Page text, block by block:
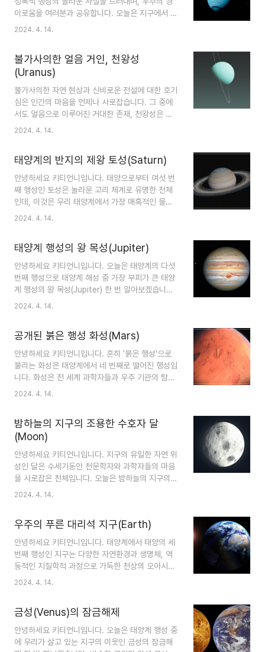
흥미로운 현상 중 하나로, 그 신비로움과 아름다움
엇인가요? 별똥별, 또는 과학적 용어로 "메테오르
의 대기권에 진입할 때 발생하는 현상..
이로움을 여러분과 공유합니다. 오늘은 지구에서 아
주 멀고 먼 곳에 있는 태양계 마지막 행성 해왕성
이 행성 분류에서 제외된 이후 태양계의 마지막 행
성으로 인정되고 있는 행성입니다. 특히 해왕(海王)
(그리스 신화명) 또는 넵투누스(로마 신화명)를 번역
한 것입니다. 태양계에서 가장 먼 곳에 있는 천체의
거인 해왕성은 고대 그리스 신 포세이돈과 얽힌 신
화적 뿌리를 가지고 있습니다. 로마 신화에서 해왕
를 지..
2024. 4. 14.
불가사의한 얼음 거인, 천왕성
(Uranus)
불가사의한 자연 현상과 신비로운 전설에 대한 호기
심은 인간의 마음을 언제나 사로잡습니다. 그 중에
서도 얼음으로 이루어진 거대한 존재, 천왕성은 수
많은 이야기꾼과 모험가들의 상상력을 자극해왔습
야기와 그것이 우리에게 전달하는 메시지를 살펴보
려 합니다. 그럼 저와함께 태양계에서 일곱 번째 행
성이자 우리에게 가장 잘 알려지지 않은 천왕성의
그 불가사의한 세계로 떠나보시죠. 1. 천왕성 공개
- 불가사의한 얼음 거인으로의 여행 ① 위치 및 궤
도: 천왕성은 토성 너머에 있으며, 궤도에서 독특한
전합니다. 천왕성은 평균 약 18억 마일(29억 킬로..
2024. 4. 14.
태양계의 반지의 제왕 토성(Saturn)
안녕하세요 키티언니입니다. 태양으로부터 여섯 번
째 행성인 토성은 놀라운 고리 체계로 유명한 천체
인데, 이것은 우리 태양계에서 가장 매혹적인 물체
중 하나입니다. 오늘은 태양계의 반지의 제왕 토성
주의 아름다움을 눈부시게 보여주는 그 행성을 둘러
싸고 있는 놀라운 고리 체계로 가장 잘 알려져 있을
것입니다. 이 고리들은 작은 알갱이에서부터 거대한
바위에 이르기까지 크기 면에서 셀 수 없이 많은 얼
음 입자들로 구성되어 있습니다. 토성의 고리의 기
원은 과학자들 사이에서 논쟁의 대상으로 남아 있지
난 혜성, 소행성 또는 위성의 잔해로 여겨집니다. 토
2024. 4. 14.
태양계 행성의 왕 목성(Jupiter)
안녕하세요 키티언니입니다. 오늘은 태양계의 다섯
번째 행성으로 태양계 해성 중 가장 부피가 큰 태양
계 행성의 왕 목성(Jupiter) 한 번 알아보겠습니다.
우리 태양계의 거대한 천체- 주피터 우리 태양계에
이 가스 거인에 대해 알아봅시다 1. 목성 목성은 지
름이 약 86,881마일(139,822km)로 지구보다 11
배 이상 넓은 진정한 거인입니다. 질량은 지구의 약
318배이며, 태양계의 모든 다른 행성들을 합친 질
의 구성 성분처럼 주로 수소와 헬륨으로 이루어져
바깥층에서 금속성의 수소가 더 밀집된 내부로 ..
2024. 4. 14.
공개된 붉은 행성 화성(Mars)
안녕하세요 키티언니입니다. 흔히 '붉은 행성'으로
불리는 화성은 태양계에서 네 번째로 떨어진 행성입
니다. 화성은 전 세계 과학자들과 우주 기관의 탐사
및 연구의 중심지였습니다. 특히 화성의 신비를 풀
오늘은 NASA의 중요한 발견을 기반으로 한 공개된
붉은 행성 화성, 자세히 알아보겠습니다. 1. 화성 ①
화성 외관 화성은 표면에 존재하는 철 산화물 또는
녹 때문에 붉은색을 띱니다. 이로써 이 행성은 독특
하고 쉽게 식별할 수 있는 외관을 가지게 됩니다. ②
크기와 구성 크기는 지구의 약 절반 크기로, 지름은
대략 6,779 킬로미터(4,212 마일)입니다. 그리고
2024. 4. 14.
밤하늘의 지구의 조용한 수호자 달
(Moon)
안녕하세요 키티언니입니다. 지구의 유일한 자연 위
성인 달은 수세기동안 천문학자와 과학자들의 마음
을 사로잡은 천체입니다. 오늘은 밤하늘의 지구의
조용한 수호자 달의 주요 특징과 지질학적 특성, 달
공전 달은 타원형 궤도를 따라 지구를 공전하며 약
27.3일에 한 번씩 공전을 완료합니다. 달의 공전으
로 인해 달의 같은 면이 항상 지구를 향하게 되는데,
이를 조석 잠김 현상이라고 합니다. 이 독특한 궤도
덕분에 지구에서 관측되는 달의 위상이 뚜렷하게 나
타납니다. 2. 달 표면 지형 달의 표면은 다양한 지형
된 어두운 평원으로, 달의 고지대는 산과 충돌 분화
구가 ..
2024. 4. 14.
우주의 푸른 대리석 지구(Earth)
안녕하세요 키티언니입니다. 태양계에서 태양의 세
번째 행성인 지구는 다양한 자연환경과 생명체, 역
동적인 지질학적 과정으로 가득한 천상의 오아시스
로서 특별한 위치를 차지하고 있습니다. 오늘은 천
상의 보석 - 지구 태양계에서 태양 다음으로 세 번
째 천체인 지구는 생명의 요람으로서의 역할뿐만 아
니라 우주에서 특별한 지위를 차지하는 독특한 천문
학적 특성으로 인해 주목받고 있습니다. 1. 궤도 역
2024. 4. 14.
금성(Venus)의 잠금해제
안녕하세요 키티언니입니다. 오늘은 태양계 행성 중
에 우리가 살고 있는 지구의 이웃인 금성의 잠금해